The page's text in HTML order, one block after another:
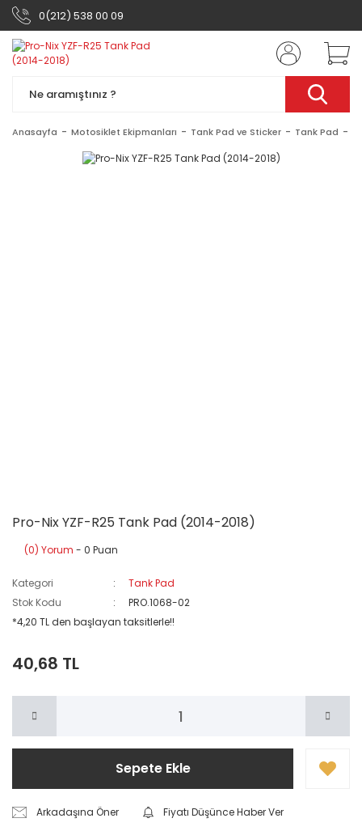
0(212) 538 00 09
Anasayfa Motosiklet Ekipmanları Tank Pad ve Sticker Tank Pad
Pro-Nix YZF-R25 Tank Pad (2014-2018)
(0) Yorum - 0 Puan
Kategori
Tank Pad
Stok Kodu
PRO.1068-02
*4,20 TL den başlayan taksitlerle!!
40,68 TL
Sepete Ekle
Arkadaşına Öner
Fiyatı Düşünce Haber Ver